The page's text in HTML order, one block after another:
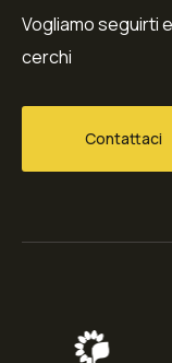
Vogliamo seguirti
cerchi
Contattaci